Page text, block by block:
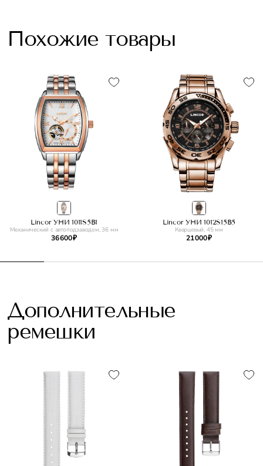
Похожие товары
Lincor УНИ 1011S5B1
Механический с автоподзаводом, 36 мм
36 600 ₽
Lincor УНИ 1012S15B5
Кварцевый, 45 мм
21 000 ₽
Дополнительные
ремешки